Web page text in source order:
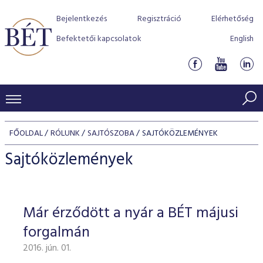
Bejelentkezés Regisztráció
Elérhetőség
Befektetői kapcsolatok
English
KERESKEDÉSI ADATOK
INDEXEK
Jelzáloglevél indexek
Vállalati kötvény indexek
Azonnali Piac
Részvények
Származékos piac
BEFEKTETŐK
Részvény szekció
Hitelpapír szekció
BÉT szabályzatok
Befektetővédelem
Alkalmazott díjstruktúra
Elszámolás
Részvény és vállalati kötvény tőzsdei bevezetését
program
BÉT Xtend - Részvénypiac egyszerűen
TŐZSDETAGOK
Tőzsdetagok, üzletkötők
VENDOROK
FŐOLDAL RÓLUNK SAJTÓSZOBA SAJTÓKÖZLEMÉNYEK
Sajtóközlemények
Már érződött a nyár a BÉT májusi
forgalmán
2016. jún. 01.